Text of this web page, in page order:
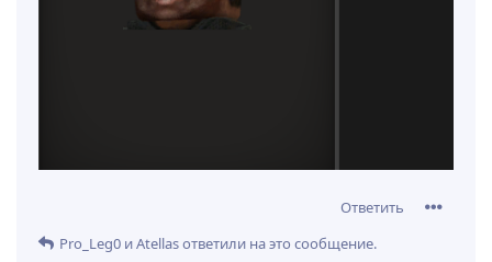
Ответить
Pro_Leg0 иAtellasответили на это сообщение.